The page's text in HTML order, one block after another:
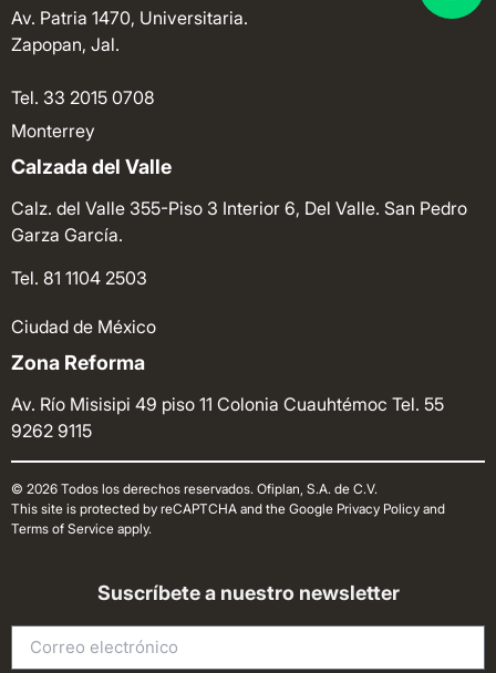
Av. Patria 1470, Universitaria.
Zapopan, Jal.
Tel. 33 2015 0708
Monterrey
Calzada del Valle
Calz. del Valle 355-Piso 3 Interior 6, Del Valle. San Pedro
Garza García.
Tel. 81 1104 2503
Ciudad de México
Zona Reforma
Av. Río Misisipi 49 piso 11 Colonia Cuauhtémoc Tel. 55
9262 9115
© 2026 Todos los derechos reservados. Ofiplan, S.A. de C.V.
This site is protected by reCAPTCHA and the Google Privacy Policy and
Terms of Service apply.
Suscríbete a nuestro newsletter